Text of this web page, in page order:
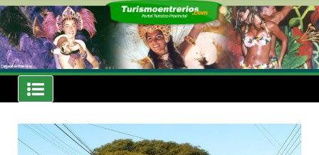
Skip
to
content
Noticias
Turismoentrerios.com